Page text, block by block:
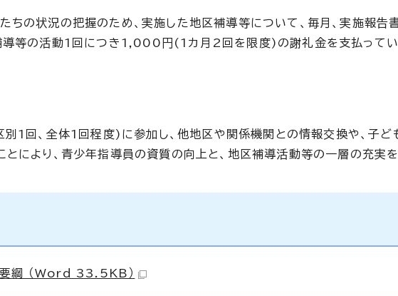
ちの状況の把握のため、実施した地区補導等について、毎月、実施報告
導等の活動1回につき1,000円(1カ月2回を限度)の謝礼金を支払ってい
1回、全体1回程度)に参加し、他地区や関係機関との情報交換や、子ど
とにより、青少年指導員の資質の向上と、地区補導活動等の一層の充実を
綱 （Word 33.5KB）